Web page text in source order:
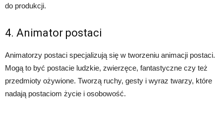
do produkcji.
4. Animator postaci
Animatorzy postaci specjalizują się w tworzeniu animacji postaci.
Mogą to być postacie ludzkie, zwierzęce, fantastyczne czy też
przedmioty ożywione. Tworzą ruchy, gesty i wyraz twarzy, które
nadają postaciom życie i osobowość.